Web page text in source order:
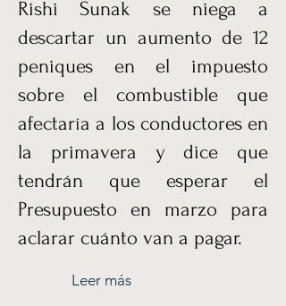
Rishi Sunak se niega a
descartar un aumento de 12
peniques en el impuesto
sobre el combustible que
afectaría a los conductores en
la primavera y dice que
tendrán que esperar el
Presupuesto en marzo para
aclarar cuánto van a pagar.
Leer más